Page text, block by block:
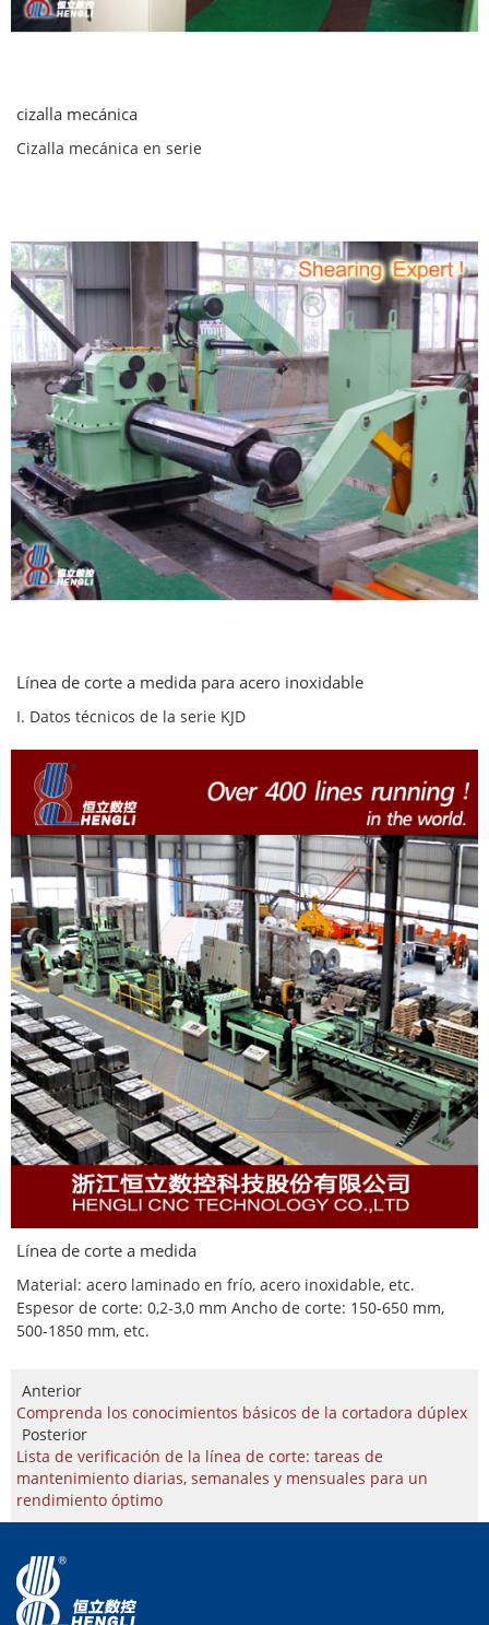
cizalla mecánica
Cizalla mecánica en serie
Línea de corte a medida para acero inoxidable
I. Datos técnicos de la serie KJD
Línea de corte a medida
Material: acero laminado en frío, acero inoxidable, etc.
Espesor de corte: 0,2-3,0 mm Ancho de corte: 150-650 mm,
500-1850 mm, etc.
Anterior
Comprenda los conocimientos básicos de la cortadora dúplex
Posterior
Lista de verificación de la línea de corte: tareas de
mantenimiento diarias, semanales y mensuales para un
rendimiento óptimo